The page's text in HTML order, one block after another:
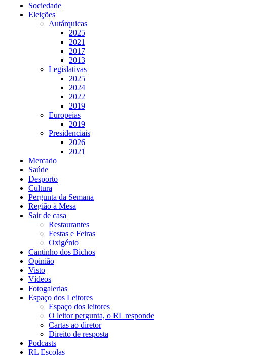
Sociedade
Eleições
Autárquicas
2025
2021
2017
2013
Legislativas
2025
2024
2022
2019
Europeias
2019
Presidenciais
2026
2021
Mercado
Saúde
Desporto
Cultura
Pergunta da Semana
Região à Mesa
Sair de casa
Restaurantes
Festas e Feiras
Oxigénio
Cantinho dos Bichos
Opinião
Visto
Vídeos
Fotogalerias
Espaço dos Leitores
Espaço dos leitores
O leitor pergunta, o RL responde
Cartas ao diretor
Direito de resposta
Podcasts
RL Escolas